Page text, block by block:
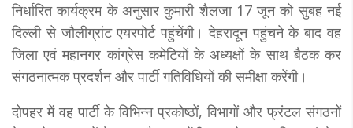
निर्धारित कार्यक्रम के अनुसार कुमारी शैलजा 17 जून को सुबह नई
दिल्ली से जौलीग्रांट एयरपोर्ट पहुंचेंगी। देहरादून पहुंचने के बाद वह
जिला एवं महानगर कांग्रेस कमेटियों के अध्यक्षों के साथ बैठक कर
संगठनात्मक प्रदर्शन और पार्टी गतिविधियों की समीक्षा करेंगी।
दोपहर में वह पार्टी के विभिन्न प्रकोष्ठों, विभागों और फ्रंटल संगठनों